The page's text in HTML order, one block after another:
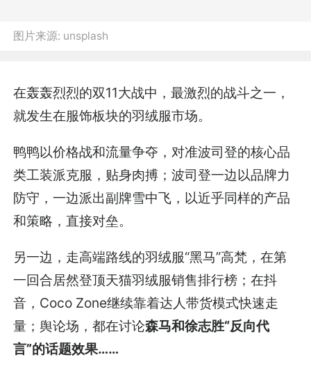
图片来源: unsplash
在轰轰烈烈的双11大战中，最激烈的战斗之一，
就发生在服饰板块的羽绒服市场。
鸭鸭以价格战和流量争夺，对准波司登的核心品
类工装派克服，贴身肉搏；波司登一边以品牌力
防守，一边派出副牌雪中飞，以近乎同样的产品
和策略，直接对垒。
另一边，走高端路线的羽绒服“黑马”高梵，在第
一回合居然登顶天猫羽绒服销售排行榜；在抖
音，Coco Zone继续靠着达人带货模式快速走
量；舆论场，都在讨论森马和徐志胜“反向代
言”的话题效果……